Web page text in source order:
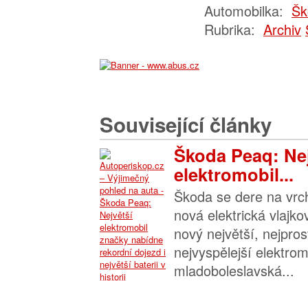
Automobilka:
Rubrika: Archiv
Související články
Škoda Peaq:
elektromobil...
Škoda se dere na
nová elektrická
nový největší,
nejvyspělejší
mladoboleslavská...